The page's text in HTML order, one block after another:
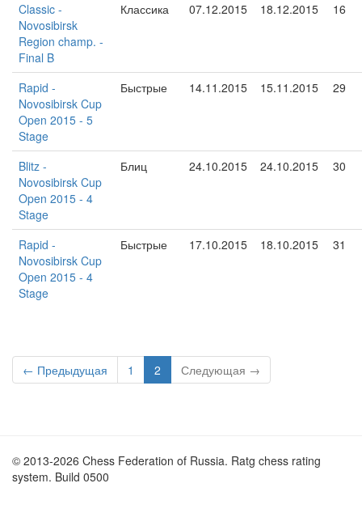
Classic -
Novosibirsk
Region champ. -
Final B
Классика 07.12.2015 18.12.2015 16
Rapid -
Novosibirsk Cup
Open 2015 - 5
Stage
Быстрые 14.11.2015 15.11.2015 29
Blitz -
Novosibirsk Cup
Open 2015 - 4
Stage
Блиц 24.10.2015 24.10.2015 30
Rapid -
Novosibirsk Cup
Open 2015 - 4
Stage
Быстрые 17.10.2015 18.10.2015 31
← Предыдущая 1 2 Следующая →
© 2013-2026 Chess Federation of Russia. Ratg chess rating
system. Build 0500